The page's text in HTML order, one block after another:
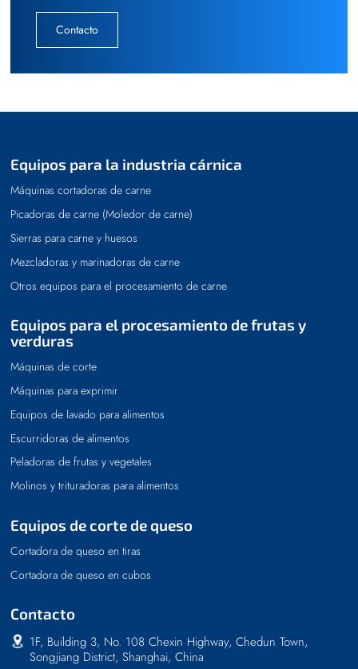
Contacto
Equipos para la industria cárnica
Máquinas cortadoras de carne
Picadoras de carne (Moledor de carne)
Sierras para carne y huesos
Mezcladoras y marinadoras de carne
Otros equipos para el procesamiento de carne
Equipos para el procesamiento de frutas y
verduras
Máquinas de corte
Máquinas para exprimir
Equipos de lavado para alimentos
Escurridoras de alimentos
Peladoras de frutas y vegetales
Molinos y trituradoras para alimentos
Equipos de corte de queso
Cortadora de queso en tiras
Cortadora de queso en cubos
Contacto
1F, Building 3, No. 108 Chexin Highway, Chedun Town,
Songjiang District, Shanghai, China